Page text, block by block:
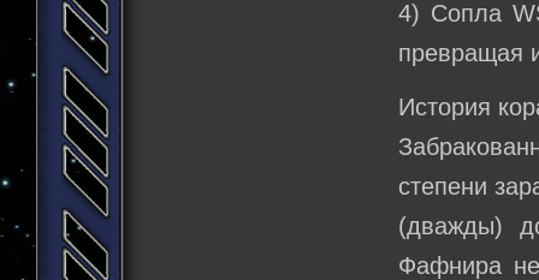
4) Сопла
превращая
История
степени
(дважды)
Фафнира